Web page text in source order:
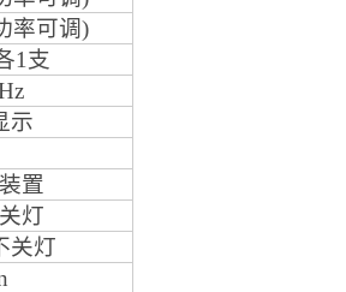
率可调)
1 支
示
置
灯
关灯